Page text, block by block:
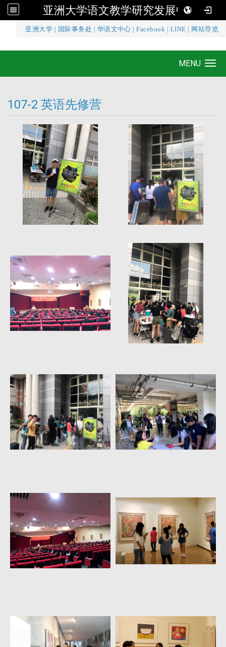
亚洲大学语文教学研究发展中心
亚洲大学 国际事务处 华语文中心 |Facebook LINE 网站导览
亚洲大学语文教学研究发展中心
MENU
107-2 英语先修营